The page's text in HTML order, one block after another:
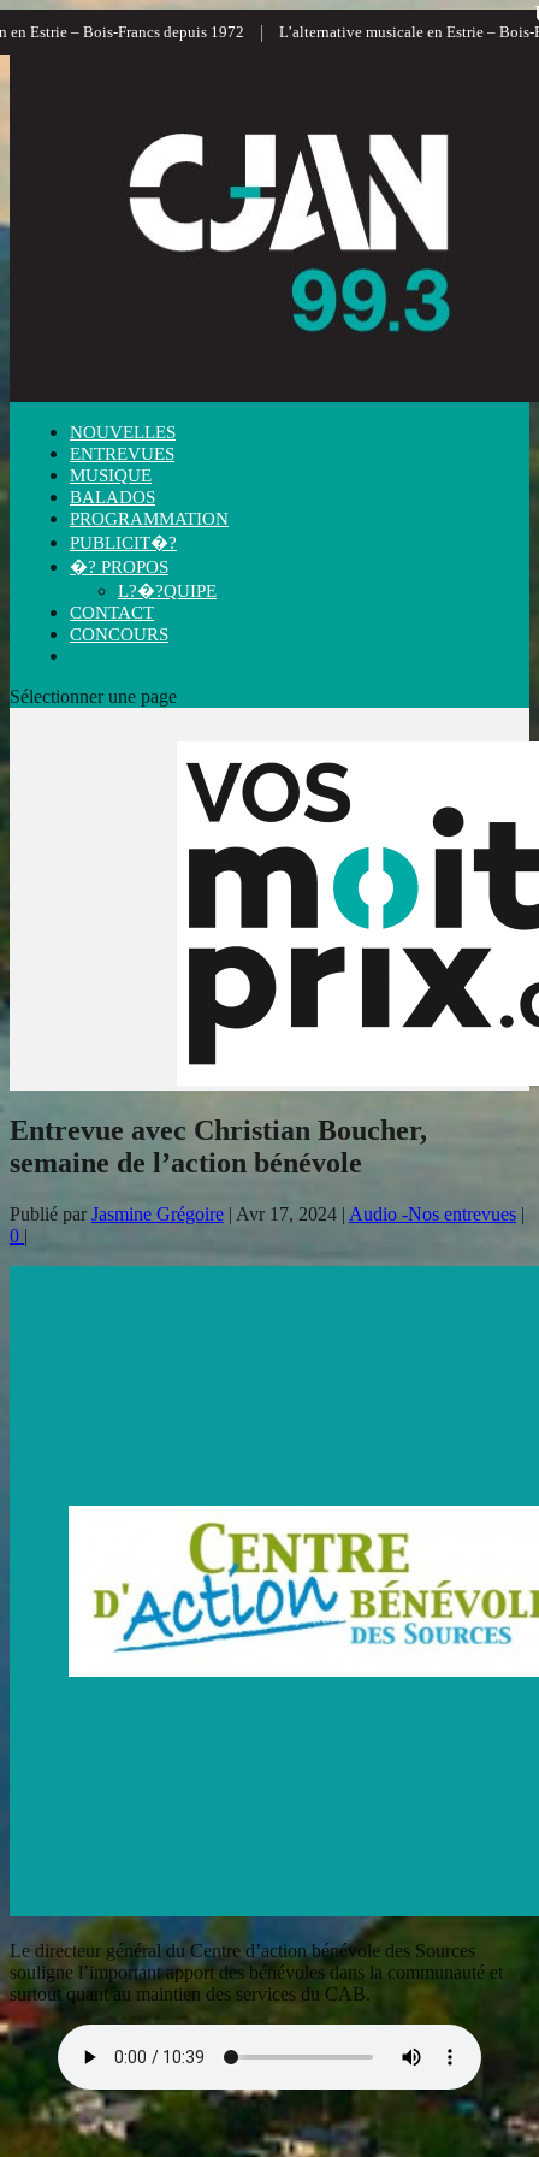
Estrie – Bois-Francs depuis 1972 | L’alternative musicale en Estrie – Bois-
NOUVELLES
ENTREVUES
MUSIQUE
BALADOS
PROGRAMMATION
PUBLICIT�?
�? PROPOS
L?�?QUIPE
CONTACT
CONCOURS
Sélectionner une page
Entrevue avec Christian Boucher,
semaine de l’action bénévole
Publié par Jasmine Grégoire | Avr 17, 2024 | Audio -Nos entrevues |
0 |
Le directeur général du Centre d’action bénévole des Sources
souligne l’important apport des bénévoles dans la communauté et
surtout quant au maintien des services du CAB.